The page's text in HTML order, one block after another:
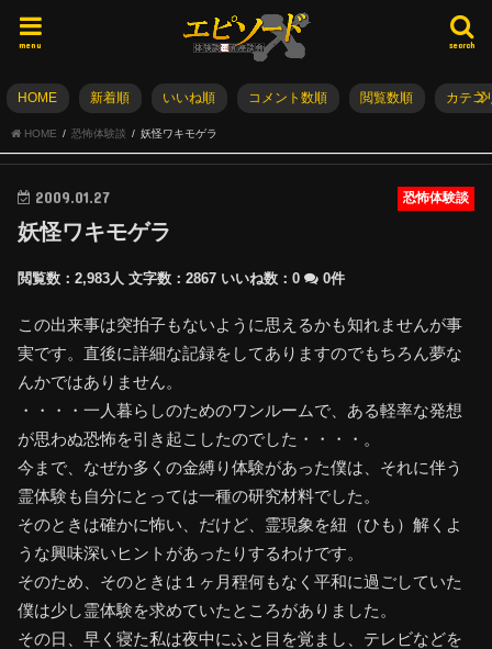
search
menu
HOME 新着順 いいね順 コメント数順 閲覧数順 カテゴ
HOME 恐怖体験談 妖怪ワキモゲラ
恐怖体験談
2009.01.27
妖怪ワキモゲラ
閲覧数：2,983人 文字数：2867 いいね数：0 0件
この出来事は突拍子もないように思えるかも知れませんが事
実です。直後に詳細な記録をしてありますのでもちろん夢な
んかではありません。
・・・・一人暮らしのためのワンルームで、ある軽率な発想
が思わぬ恐怖を引き起こしたのでした・・・・。
今まで、なぜか多くの金縛り体験があった僕は、それに伴う
霊体験も自分にとっては一種の研究材料でした。
そのときは確かに怖い、だけど、霊現象を紐（ひも）解くよ
うな興味深いヒントがあったりするわけです。
そのため、そのときは１ヶ月程何もなく平和に過ごしていた
僕は少し霊体験を求めていたところがありました。
その日、早く寝た私は夜中にふと目を覚まし、テレビなどを